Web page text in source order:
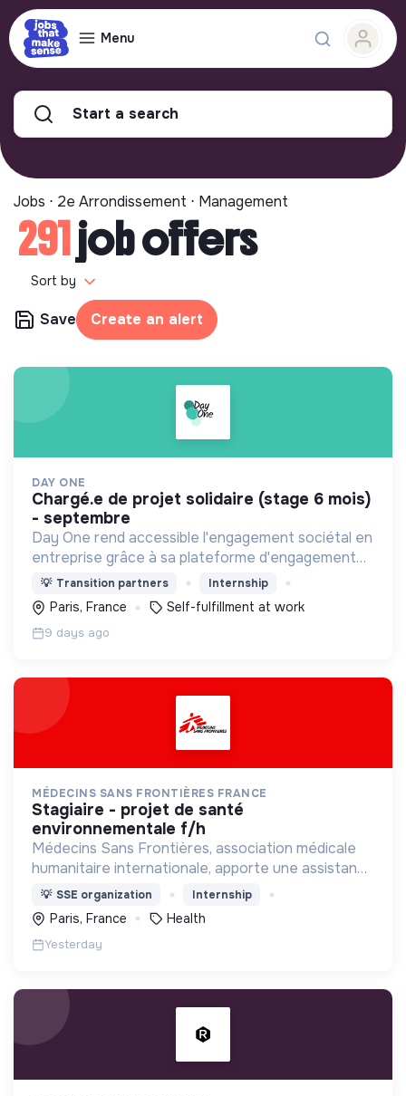
Menu
Start a search
Jobs ⋅ 2e Arrondissement ⋅ Management
291job offers
Sort by
Save Create an alert
DAY ONE
chargé.e de projet solidaire (stage 6 mois)
- septembre
Day One rend accessible l'engagement sociétal en
entreprise grâce à sa plateforme d'engagement
solidaire regroupant des centaines d'associations
et +1000 actions à impact social et
environnemental !
💡 Transition partners Internship
Paris, France Self-fulfillment at work
9 days ago
MÉDECINS SANS FRONTIÈRES FRANCE
stagiaire - projet de santé
environnementale f/h
Médecins Sans Frontières, association médicale
humanitaire internationale, apporte une assistance
médicale à des populations dont la vie est
menacée.
💡 SSE organization Internship
Paris, France Health
Yesterday